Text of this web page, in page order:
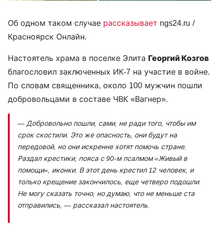
Об одном таком случае рассказывает ngs24.ru /
Красноярск Онлайн.
Настоятель храма в поселке Элита Георгий Козгов
благословил заключенных ИК-7 на участие в войне.
По словам священника, около 100 мужчин пошли
добровольцами в составе ЧВК «Вагнер».
— Добровольно пошли, сами, не ради того, чтобы им
срок скостили. Это же опасность, они будут на
передовой, но они искренне хотят помочь стране.
Раздал крестики, пояса с 90-м псалмом «Живый в
помощи», иконки. В этот день крестил 12 человек, и
только крещение закончилось, еще четверо подошли.
Не могу сказать точно, но думаю, что не меньше ста
отправились, — рассказал настоятель.